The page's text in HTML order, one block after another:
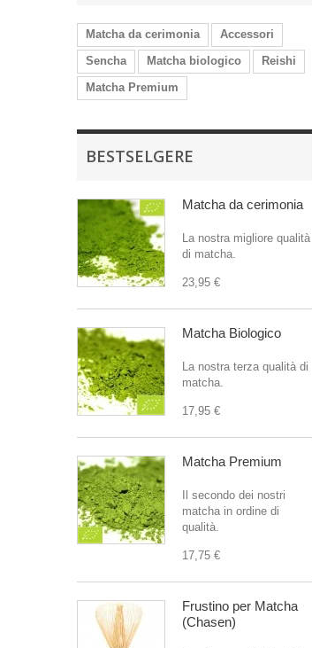
Matcha da cerimonia
Accessori
Sencha
Matcha biologico
Reishi
Matcha Premium
BESTSELGERE
Matcha da cerimonia
La nostra migliore qualità
di matcha.
23,95 €
Matcha Biologico
La nostra terza qualità di
matcha.
17,95 €
Matcha Premium
Il secondo dei nostri
matcha in ordine di
qualità.
17,75 €
Frustino per Matcha
(Chasen)